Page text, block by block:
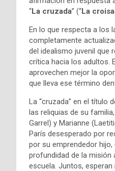
“La cruzada” (“La
En lo que respecta a los
completamente
del idealismo juvenil que
crítica hacia los adultos.
aprovechen mejor la
que lleva ese término
La “cruzada” en el título
las reliquias de su
Garrel) y Marianne
París desesperado por
por su emprendedor
profundidad de la misión
escuela. Juntos,